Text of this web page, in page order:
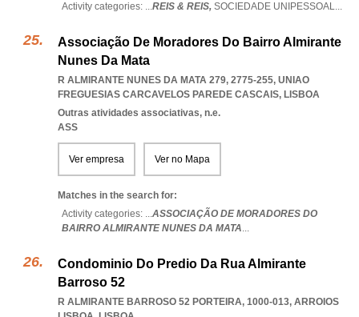
Activity categories: ...REIS & REIS, SOCIEDADE UNIPESSOAL...
Associação De Moradores Do Bairro Almirante
Nunes Da Mata
R ALMIRANTE NUNES DA MATA 279, 2775-255, UNIAO
FREGUESIAS CARCAVELOS PAREDE CASCAIS, LISBOA
Outras atividades associativas, n.e.
ASS
Ver empresa Ver no Mapa
Matches in the search for:
Activity categories: ...ASSOCIAÇÃO DE MORADORES DO
BAIRRO ALMIRANTE NUNES DA MATA...
Condominio Do Predio Da Rua Almirante
Barroso 52
R ALMIRANTE BARROSO 52 PORTEIRA, 1000-013, ARROIOS